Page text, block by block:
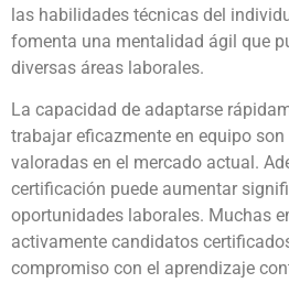
las habilidades técnicas del
fomenta una mentalidad ágil que
diversas áreas laborales.
La capacidad de adaptarse
trabajar eficazmente en equipo
valoradas en el mercado actual.
certificación puede aumentar
oportunidades laborales. Muchas
activamente candidatos
compromiso con el aprendizaje